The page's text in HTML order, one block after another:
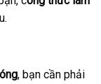
, bạn cần phải